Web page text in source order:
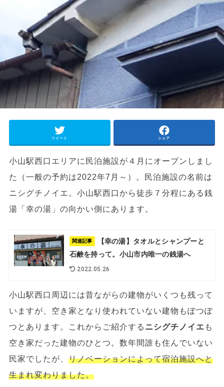
ツイート シェア
小山駅西口エリアに民泊施設が４月にオープンしまし
た（一般の予約は2022年7月～）。民泊施設の名前は
ニシグチノイエ。小山駅西口から徒歩７分程にある銭
湯「幸の湯」の向かい側にあります。
関連記事
【幸の湯】タオルとシャンプーと
石鹸を持って。小山市内唯一の銭湯へ
2022.05.26
小山駅西口周辺には昔ながらの建物がいくつも残って
いますが、空き家となり使われていない建物もぽつぽ
つとあります。これからご紹介する ニシグチノイエ も
空き家だった建物のひとつ。数年間誰も住んでいない
民家でしたが、 リノベーションによって宿泊施設へと
生まれ変わりました。